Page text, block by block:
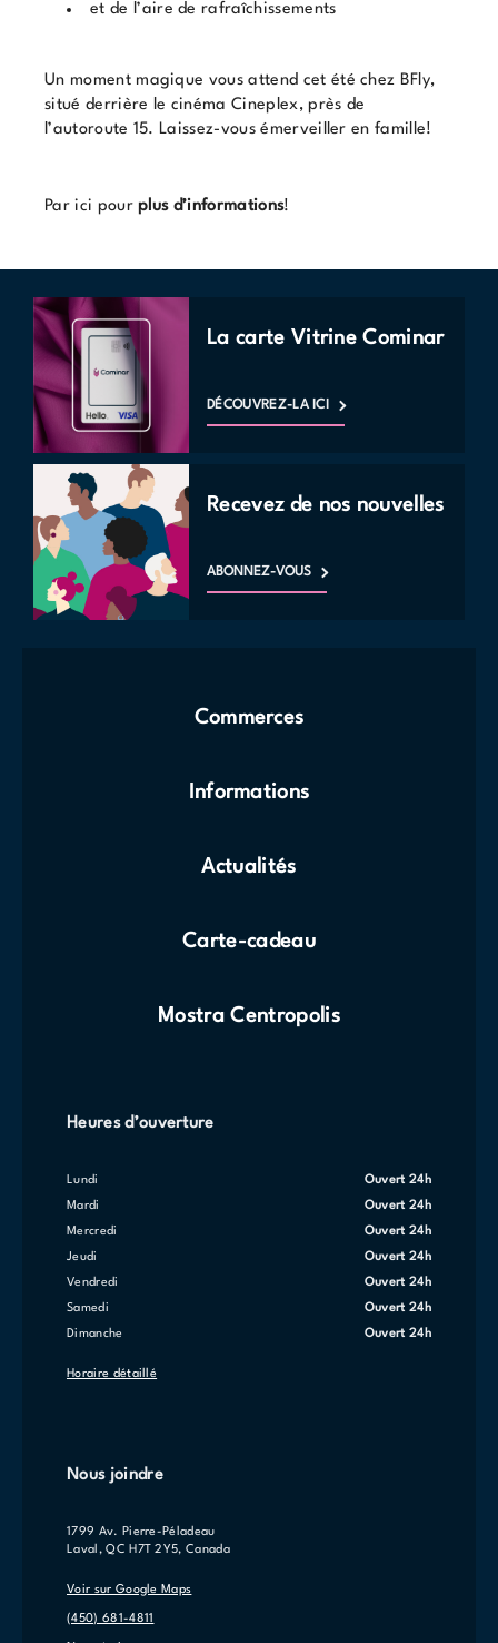
et de l’aire de rafraîchissements
Un moment magique vous attend cet été chez BFly,
situé derrière le cinéma Cineplex, près de
l’autoroute 15. Laissez-vous émerveiller en famille!
Par ici pourplus d’informations!
La carte Vitrine Cominar
DÉCOUVREZ-LA ICI
Recevez de nos nouvelles
ABONNEZ-VOUS
Commerces
Informations
Actualités
Carte-cadeau
Mostra Centropolis
Heures d’ouverture
lundi Ouvert 24h
mardi Ouvert 24h
mercredi Ouvert 24h
jeudi Ouvert 24h
vendredi Ouvert 24h
samedi Ouvert 24h
dimanche Ouvert 24h
Horaire détaillé
Nous joindre
1799 Av. Pierre-Péladeau
Laval, QC H7T 2Y5, Canada
Voir sur Google Maps
(450) 681-4811